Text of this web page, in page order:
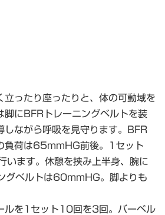
ったり座ったりと、体の可動域を
にBFRトレーニングベルトを装
ながら呼吸を見守ります。BFR
負荷は65mmHG前後。1セット
ます。休憩を挟み上半身、腕に
グベルトは60mmHG。脚よりも
ルを1セット10回を3回。バーベル